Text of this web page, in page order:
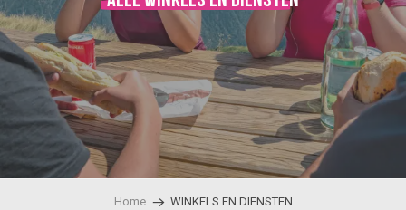
Home WINKELS EN DIENSTEN